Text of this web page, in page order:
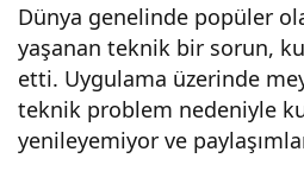
Dünya genelinde popüler
yaşanan teknik bir sorun,
etti. Uygulama üzerinde
teknik problem nedeniyle
yenileyemiyor ve
e
Sor
unu